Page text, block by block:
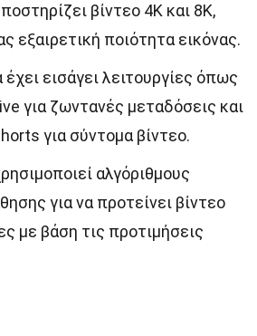
βίντεο 4K και 8K,
εξαιρετική ποιότητα εικόνας.
εισάγει λειτουργίες όπως
για ζωντανές μεταδόσεις και
για σύντομα βίντεο.
αλγόριθμους
για να προτείνει βίντεο
με βάση τις προτιμήσεις